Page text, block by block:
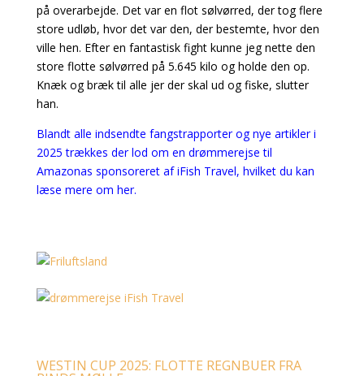
på overarbejde. Det var en flot sølvørred, der tog flere
store udløb, hvor det var den, der bestemte, hvor den
ville hen. Efter en fantastisk fight kunne jeg nette den
store flotte sølvørred på 5.645 kilo og holde den op.
Knæk og bræk til alle jer der skal ud og fiske, slutter
han.
Blandt alle indsendte fangstrapporter og nye artikler i
2025 trækkes der lod om en drømmerejse til
Amazonas sponsoreret af iFish Travel, hvilket du kan
læse mere om her.
WESTIN CUP 2025: FLOTTE REGNBUER FRA